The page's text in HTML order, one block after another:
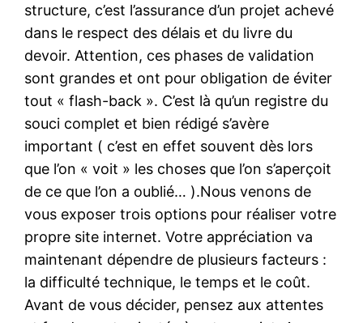
structure, c’est l’assurance d’un projet achevé
dans le respect des délais et du livre du
devoir. Attention, ces phases de validation
sont grandes et ont pour obligation de éviter
tout « flash-back ». C’est là qu’un registre du
souci complet et bien rédigé s’avère
important ( c’est en effet souvent dès lors
que l’on « voit » les choses que l’on s’aperçoit
de ce que l’on a oublié… ).Nous venons de
vous exposer trois options pour réaliser votre
propre site internet. Votre appréciation va
maintenant dépendre de plusieurs facteurs :
la difficulté technique, le temps et le coût.
Avant de vous décider, pensez aux attentes